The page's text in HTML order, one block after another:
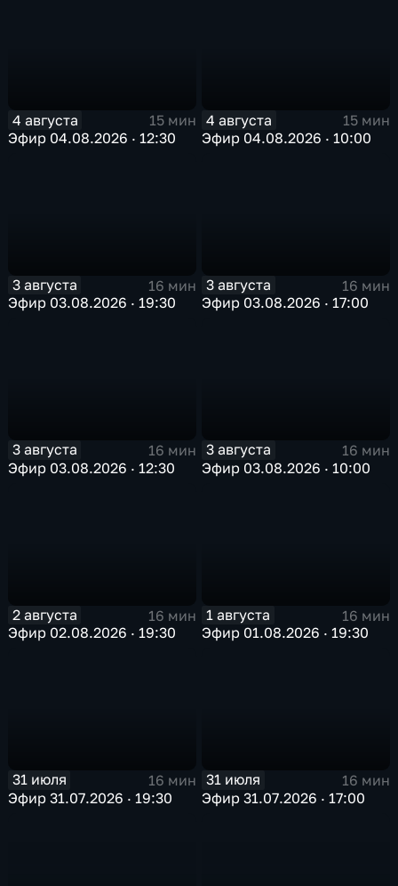
4 августа
15 мин
Эфир 04.08.2026 · 12:30
4 августа
15 мин
Эфир 04.08.2026 · 10:00
3 августа
16 мин
Эфир 03.08.2026 · 19:30
3 августа
16 мин
Эфир 03.08.2026 · 17:00
3 августа
16 мин
Эфир 03.08.2026 · 12:30
3 августа
16 мин
Эфир 03.08.2026 · 10:00
2 августа
16 мин
Эфир 02.08.2026 · 19:30
1 августа
16 мин
Эфир 01.08.2026 · 19:30
31 июля
16 мин
Эфир 31.07.2026 · 19:30
31 июля
16 мин
Эфир 31.07.2026 · 17:00